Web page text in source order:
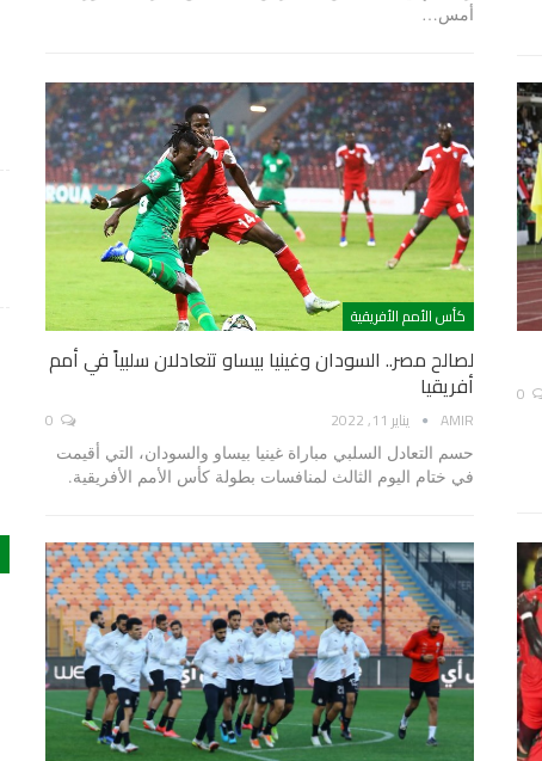
أمس…
كأس الأمم الأفريقية
لصالح مصر.. السودان وغينيا بيساو تتعادلان سلبياً في أمم
أفريقيا
AMIR يناير 11, 2022
حسم التعادل السلبي مباراة غينيا بيساو والسودان، التي أقيمت
في ختام اليوم الثالث لمنافسات بطولة كأس الأمم الأفريقية.